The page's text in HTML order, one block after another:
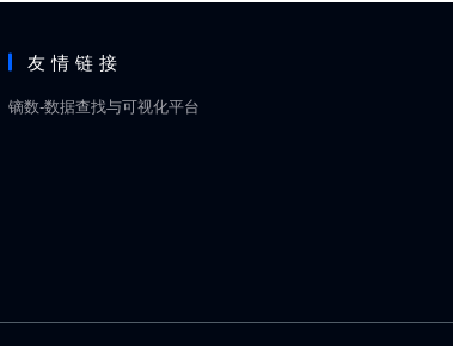
友情链接
镝数-数据查找与可视化平台